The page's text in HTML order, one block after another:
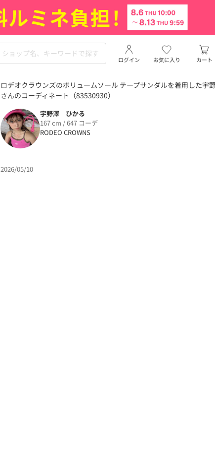
お気に入り
ログイン カート
ロデオクラウンズのボリュームソール テープサンダルを着用した
さんのコーディネート（83530930）
宇野澤 ひかる
167 cm / 647 コーデ
RODEO CROWNS
2026/05/10